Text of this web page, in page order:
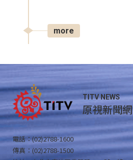
more
TITV NEWS
原視新聞網
電話：(02)2788-1600
傳真：(02)2788-1500